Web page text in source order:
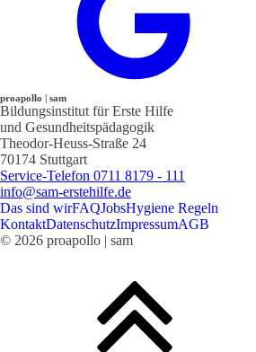
proapollo | sam
Bildungsinstitut für Erste Hilfe
und Gesundheitspädagogik
Theodor-Heuss-Straße 24
70174 Stuttgart
Service-Telefon 0711 8179 - 111
info@sam-erstehilfe.de
Das sind wirFAQJobsHygiene Regeln
KontaktDatenschutzImpressumAGB
© 2026 proapollo | sam